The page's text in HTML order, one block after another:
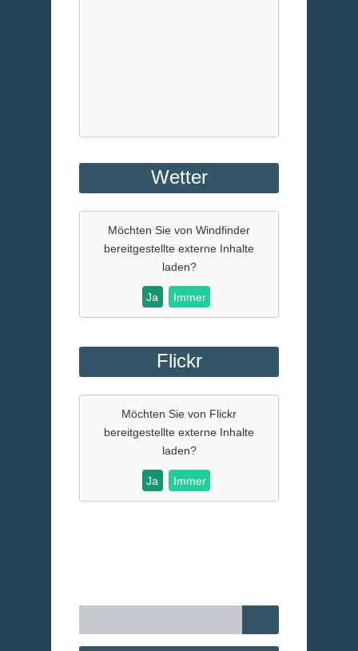
Wetter
Möchten Sie von Windfinder
bereitgestellte externe Inhalte
laden?
Ja Immer
Flickr
Möchten Sie von Flickr
bereitgestellte externe Inhalte
laden?
Ja Immer